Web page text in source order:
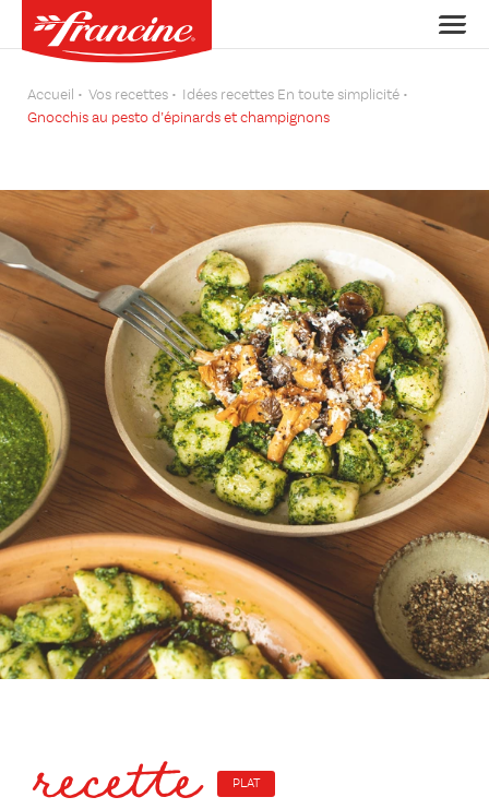
Accueil Vos recettes
Idées recettes En toute simplicité
Gnocchis au pesto d’épinards et champignons
recette PLAT